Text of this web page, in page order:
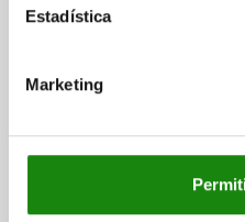
Estadística
Marketing
Ø DE BOLA=25
Referencia:02001-1161